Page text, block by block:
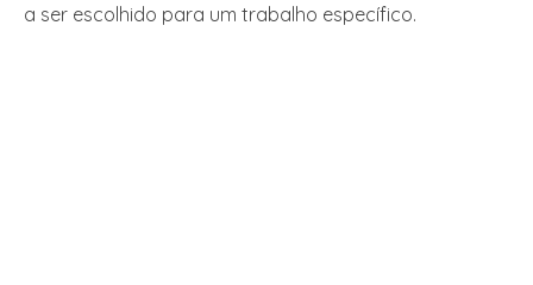
a ser escolhido para um trabalho específico.